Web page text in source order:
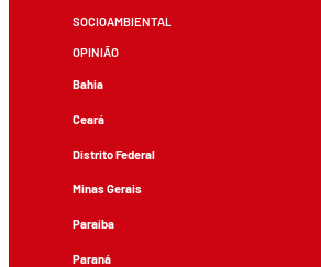
SOCIOAMBIENTAL
OPINIÃO
Bahia
Ceará
Distrito Federal
Minas Gerais
Paraíba
Paraná